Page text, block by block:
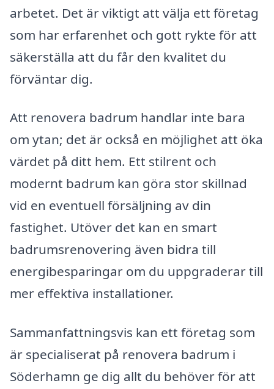
arbetet. Det är viktigt att välja ett företag
som har erfarenhet och gott rykte för att
säkerställa att du får den kvalitet du
förväntar dig.
Att renovera badrum handlar inte bara
om ytan; det är också en möjlighet att öka
värdet på ditt hem. Ett stilrent och
modernt badrum kan göra stor skillnad
vid en eventuell försäljning av din
fastighet. Utöver det kan en smart
badrumsrenovering även bidra till
energibesparingar om du uppgraderar till
mer effektiva installationer.
Sammanfattningsvis kan ett företag som
är specialiserat på renovera badrum i
Söderhamn ge dig allt du behöver för att